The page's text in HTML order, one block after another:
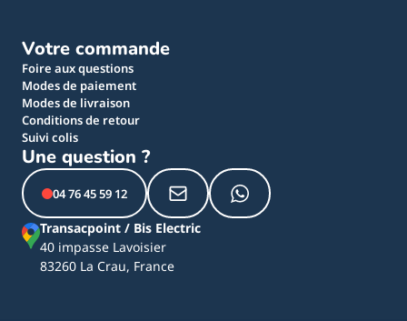
Votre commande
Foire aux questions
Modes de paiement
Modes de livraison
Conditions de retour
Suivi colis
Une question ?
04 76 45 59 12
Transacpoint / Bis Electric
40 impasse Lavoisier
83260 La Crau, France